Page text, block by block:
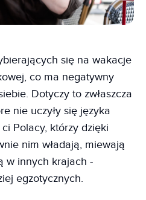
się na wakacje
co ma negatywny
Dotyczy to zwłaszcza
nie uczyły się języka
Polacy, którzy dzięki
nim władają, miewają
w innych krajach -
egzotycznych.